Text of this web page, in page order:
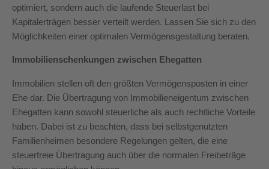
optimiert, sondern auch die laufende Steuerlast bei
Kapitalerträgen besser verteilt werden. Lassen Sie sich zu den
Möglichkeiten einer optimalen Vermögensgestaltung beraten.
Immobilienschenkungen zwischen Ehegatten
Immobilien stellen oft den größten Vermögensposten in einer
Ehe dar. Die Übertragung von Immobilieneigentum zwischen
Ehegatten kann sowohl steuerliche als auch rechtliche Vorteile
haben. Dabei ist zu beachten, dass bei selbstgenutzten
Familienheimen besondere Regelungen gelten, die eine
steuerfreie Übertragung auch über die normalen Freibeträge